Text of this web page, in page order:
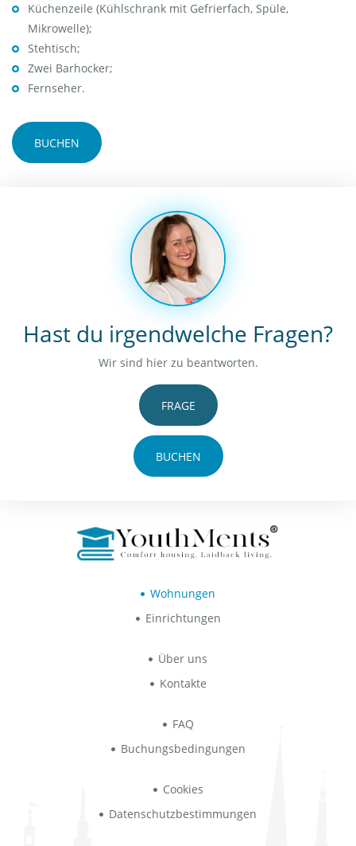
Küchenzeile (Kühlschrank mit Gefrierfach, Spüle,
Mikrowelle);
Stehtisch;
Zwei Barhocker;
Fernseher.
BUCHEN
Hast du irgendwelche Fragen?
Wir sind hier zu beantworten.
FRAGE
BUCHEN
Wohnungen
Einrichtungen
Über uns
Kontakte
FAQ
Buchungsbedingungen
Cookies
Datenschutzbestimmungen